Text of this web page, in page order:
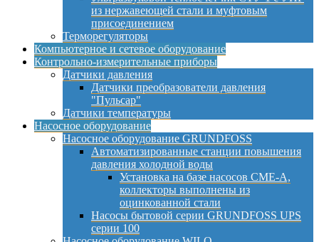
из нержавеющей стали и муфтовым
присоединением
Терморегуляторы
Компьютерное и сетевое оборудование
Контрольно-измерительные приборы
Датчики давления
Датчики преобразователи давления
"Пульсар"
Датчики температуры
Насосное оборудование
Насосное оборудование GRUNDFOSS
Автоматизированные станции повышения
давления холодной воды
Установка на базе насосов CME-A,
коллекторы выполнены из
оцинкованной стали
Насосы бытовой серии GRUNDFOSS UPS
серии 100